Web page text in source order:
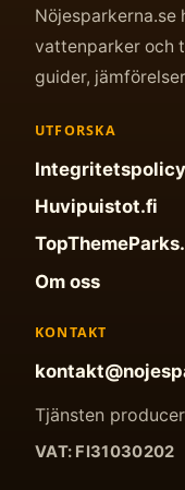
vattenparker och
guider,
UTFORSKA
Integritetspolicy
Huvipuistot.fi
Om oss
KONTAKT
Tjänsten
VAT: FI31030202